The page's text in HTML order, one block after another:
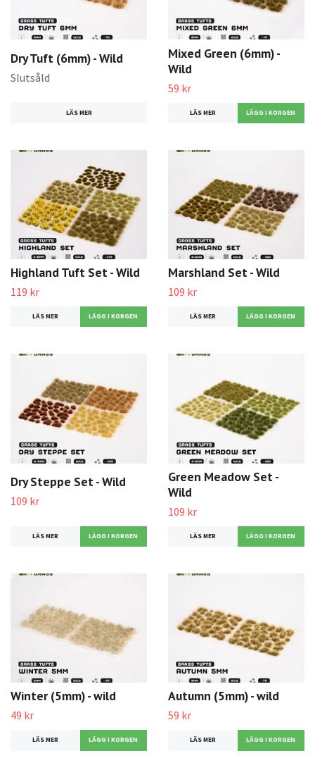
Dry Tuft (6mm) - Wild
Slutsåld
LÄS MER
Mixed Green (6mm) -
Wild
59 kr
LÄS MER
Highland Tuft Set - Wild
119 kr
LÄS MER
Marshland Set - Wild
109 kr
LÄS MER
Dry Steppe Set - Wild
109 kr
LÄS MER
Green Meadow Set -
Wild
109 kr
LÄS MER
Winter (5mm) - wild
49 kr
LÄS MER
Autumn (5mm) - wild
59 kr
LÄS MER